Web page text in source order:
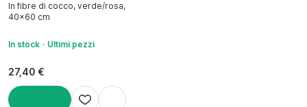
In fibre di cocco, verde/rosa,
40x60 cm
In stock Ultimi pezzi
27,40 €